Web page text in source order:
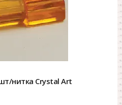
нитка Crystal Art